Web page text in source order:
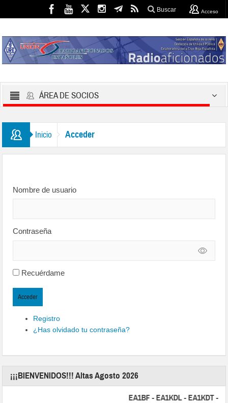
Buscar Acceso
ÁREA DE SOCIOS
Inicio Acceder
Nombre de usuario
Contraseña
Recuérdame
Acceder
Registro
¿Has olvidado tu contraseña?
¡¡¡BIENVENIDOS!!! Altas Agosto 2026
EA1BF - EA1KDL - EA1KDT -